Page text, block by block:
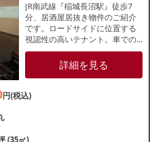
JR南武線『稲城長沼駅』徒歩7
分、居酒屋居抜き物件のご紹介
です。ロードサイドに位置する
視認性の高いテナント。車での
アクセスもしやすく、地域のお
客様を中心に幅広い集客が期待
できます。
詳細を見る
円(税込)
(35㎡)